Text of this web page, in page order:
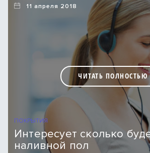
ЧИТАТЬ ПОЛНОСТЬЮ
11 апреля 2018
ПОКРЫТИЯ
Интересует сколько
наливной пол